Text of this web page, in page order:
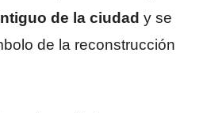
de la ciudad y se
de la reconstrucción